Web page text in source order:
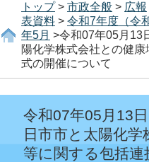
トップ> 市政全般 > 広報
表資料 > 令和7年度（令
年5月 >令和07年05月
陽化学株式会社との健
式の開催について
令和07年05月13
日市市と太陽化
等に関する包括連